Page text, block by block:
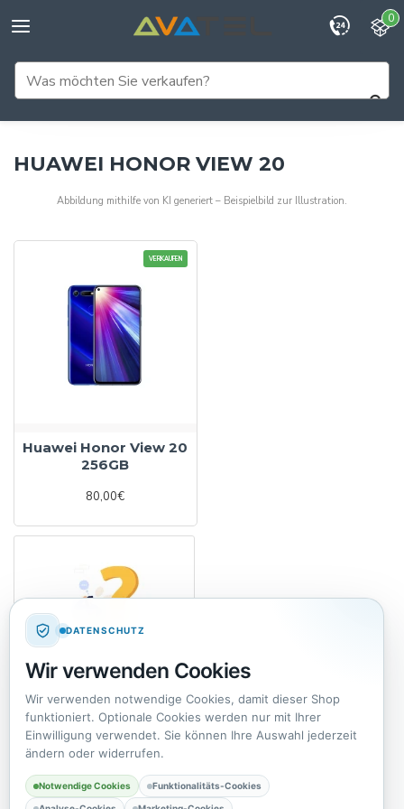
0
HUAWEI HONOR VIEW 20
Abbildung mithilfe von KI generiert – Beispielbild zur Illustration.
VERKAUFEN
Huawei Honor View 20
256GB
80,00€
Produkt nicht gefunden?
DATENSCHUTZ
Wir verwenden Cookies
Wir verwenden notwendige Cookies, damit dieser Shop
funktioniert. Optionale Cookies werden nur mit Ihrer
Einwilligung verwendet. Sie können Ihre Auswahl jederzeit
ändern oder widerrufen.
Notwendige Cookies Funktionalitäts-Cookies